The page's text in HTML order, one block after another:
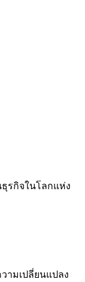
ธุรกิจในโลกแห่ง
ามเปลี่ยนแปลง